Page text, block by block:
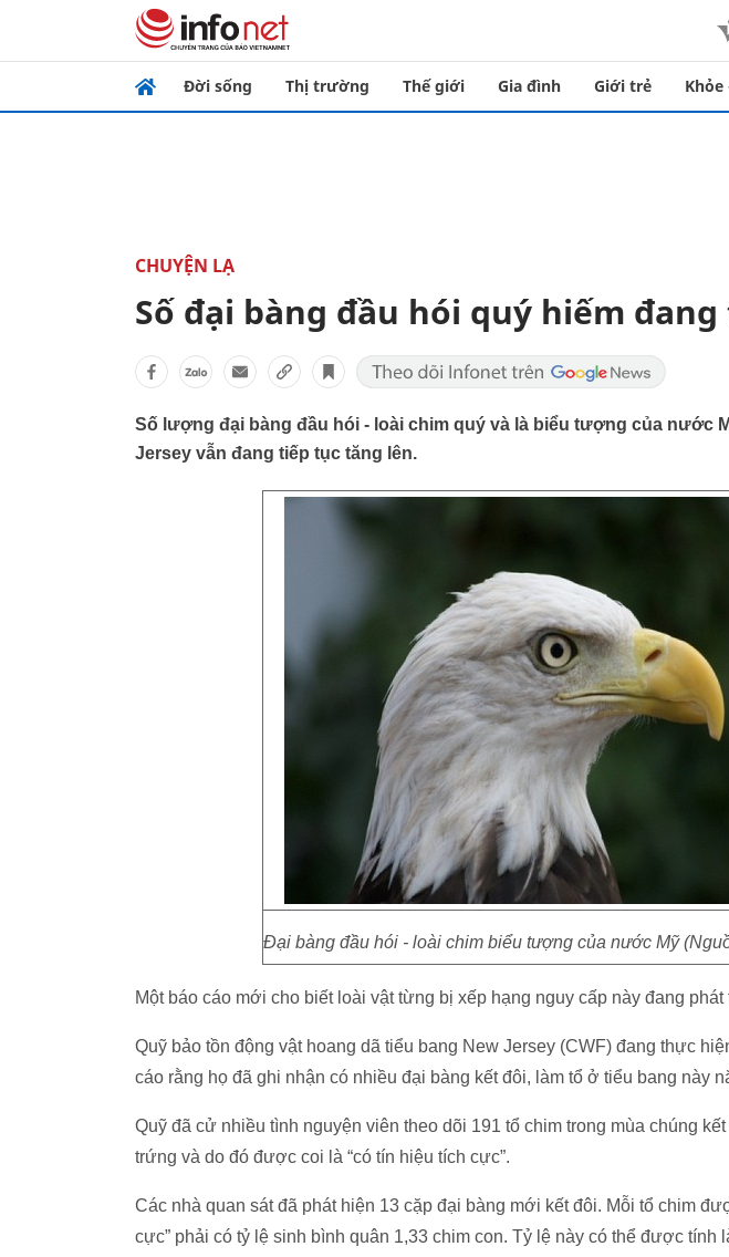
Đời sống Thị trường Thế giới Gia đình Giới trẻ Khỏe
CHUYỆN LẠ
Số đại bàng đầu hói quý hiếm
Số lượng đại bàng đầu hói - loài chim quý và là biểu tượng của nước
Jersey vẫn đang tiếp tục tăng lên.
Đại bàng đầu hói - loài chim biểu tượng của nước Mỹ
Một báo cáo mới cho biết loài vật từng bị xếp hạng nguy cấp này đang
Quỹ bảo tồn động vật hoang dã tiểu bang New Jersey (CWF) đang thực
cáo rằng họ đã ghi nhận có nhiều đại bàng kết đôi, làm tổ ở tiểu bang này
Quỹ đã cử nhiều tình nguyện viên theo dõi 191 tổ chim trong mùa chúng
trứng và do đó được coi là “có tín hiệu tích cực”.
Các nhà quan sát đã phát hiện 13 cặp đại bàng mới kết đôi. Mỗi tổ chim
cực” phải có tỷ lệ sinh bình quân 1,33 chim con. Tỷ lệ này có thể được tính